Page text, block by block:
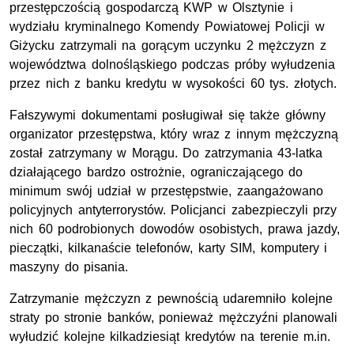
przestępczością gospodarczą KWP w Olsztynie i
wydziału kryminalnego Komendy Powiatowej Policji w
Giżycku zatrzymali na gorącym uczynku 2 mężczyzn z
województwa dolnośląskiego podczas próby wyłudzenia
przez nich z banku kredytu w wysokości 60 tys. złotych.
Fałszywymi dokumentami posługiwał się także główny
organizator przestępstwa, który wraz z innym mężczyzną
został zatrzymany w Morągu. Do zatrzymania 43-latka
działającego bardzo ostrożnie, ograniczającego do
minimum swój udział w przestępstwie, zaangażowano
policyjnych antyterrorystów. Policjanci zabezpieczyli przy
nich 60 podrobionych dowodów osobistych, prawa jazdy,
pieczątki, kilkanaście telefonów, karty SIM, komputery i
maszyny do pisania.
Zatrzymanie mężczyzn z pewnością udaremniło kolejne
straty po stronie banków, ponieważ mężczyźni planowali
wyłudzić kolejne kilkadziesiąt kredytów na terenie m.in.